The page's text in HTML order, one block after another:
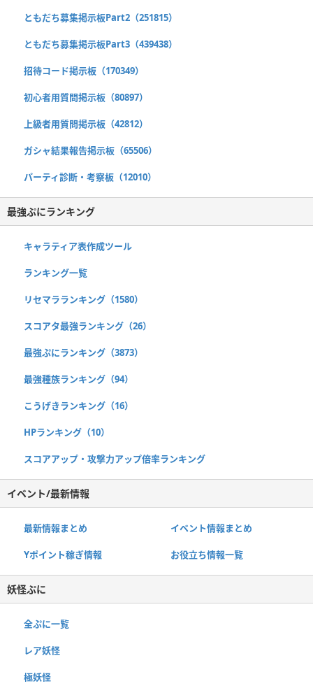
ともだち募集掲示板Part2（251815）
ともだち募集掲示板Part3（439438）
招待コード掲示板（170349）
初心者用質問掲示板（80897）
上級者用質問掲示板（42812）
ガシャ結果報告掲示板（65506）
パーティ診断・考察板（12010）
最強ぷにランキング
キャラティア表作成ツール
ランキング一覧
リセマラランキング（1580）
スコアタ最強ランキング（26）
最強ぷにランキング（3873）
最強種族ランキング（94）
こうげきランキング（16）
HPランキング（10）
スコアアップ・攻撃力アップ倍率ランキング
イベント/最新情報
最新情報まとめ イベント情報まとめ
Yポイント稼ぎ情報 お役立ち情報一覧
妖怪ぷに
全ぷに一覧
レア妖怪
極妖怪